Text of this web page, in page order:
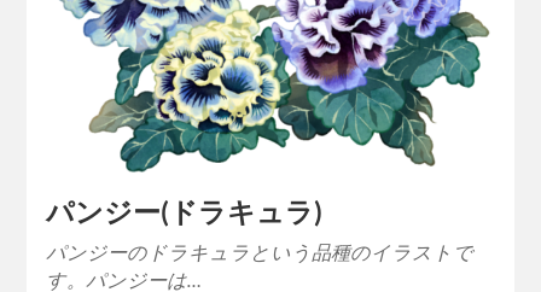
パンジー(ドラキュラ)
パンジーのドラキュラという品種のイラストで
す。パンジーは…